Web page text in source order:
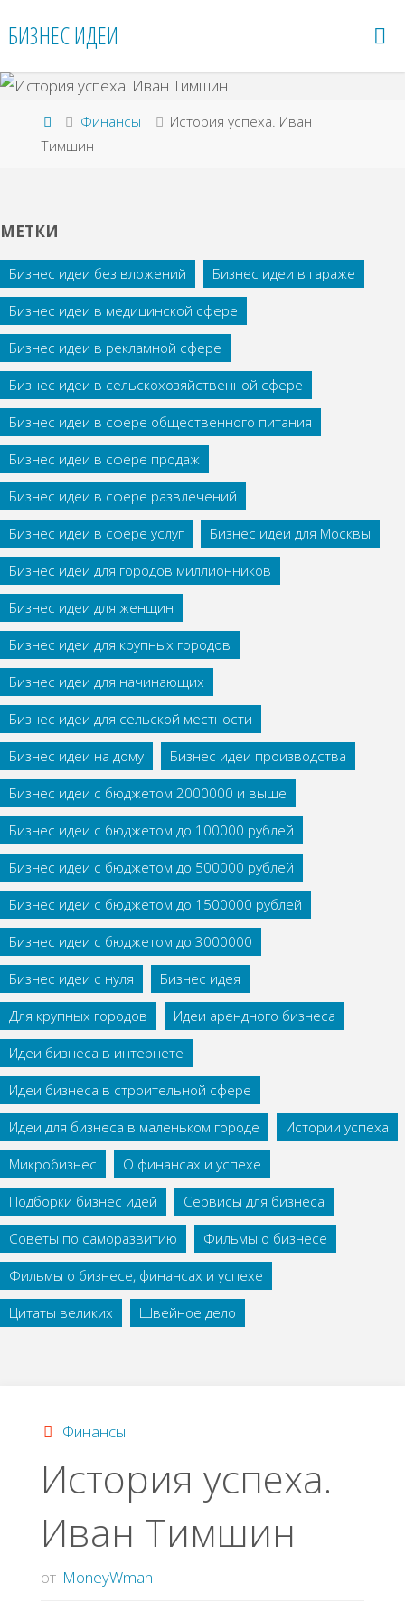
БИЗНЕС ИДЕИ
Главная
Финансы
История успеха. Иван
Тимшин
МЕТКИ
Бизнес идеи без вложений
Бизнес идеи в гараже
Бизнес идеи в медицинской сфере
Бизнес идеи в рекламной сфере
Бизнес идеи в сельскохозяйственной сфере
Бизнес идеи в сфере общественного питания
Бизнес идеи в сфере продаж
Бизнес идеи в сфере развлечений
Бизнес идеи в сфере услуг
Бизнес идеи для Москвы
Бизнес идеи для городов миллионников
Бизнес идеи для женщин
Бизнес идеи для крупных городов
Бизнес идеи для начинающих
Бизнес идеи для сельской местности
Бизнес идеи на дому
Бизнес идеи производства
Бизнес идеи с бюджетом 2000000 и выше
Бизнес идеи с бюджетом до 100000 рублей
Бизнес идеи с бюджетом до 500000 рублей
Бизнес идеи с бюджетом до 1500000 рублей
Бизнес идеи с бюджетом до 3000000
Бизнес идеи с нуля
Бизнес идея
Для крупных городов
Идеи арендного бизнеса
Идеи бизнеса в интернете
Идеи бизнеса в строительной сфере
Идеи для бизнеса в маленьком городе
Истории успеха
Микробизнес
О финансах и успехе
Подборки бизнес идей
Сервисы для бизнеса
Советы по саморазвитию
Фильмы о бизнесе
Фильмы о бизнесе, финансах и успехе
Цитаты великих
Швейное дело
Финансы
История успеха.
Иван Тимшин
от MoneyWman